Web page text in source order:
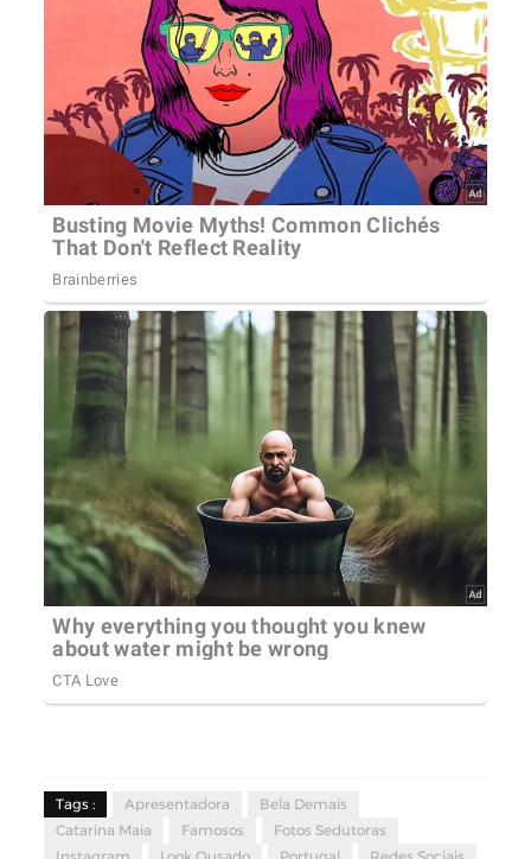
Tags : Apresentadora
Bela Demais
Catarina Maia
Famosos
Fotos Sedutoras